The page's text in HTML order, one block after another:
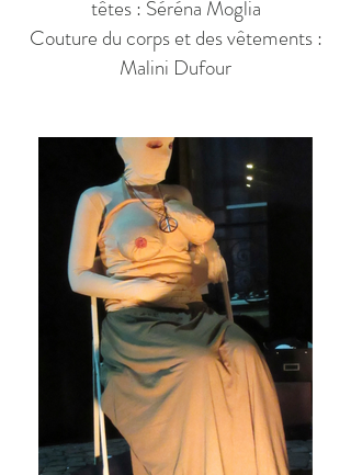
têtes : Séréna Moglia
Couture du corps et des vêtements :
Malini Dufour